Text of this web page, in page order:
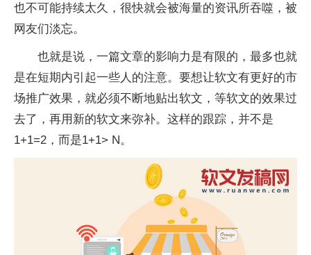
也不可能持续太久，很快就会被海量的资讯所吞噬，被
网友们淡忘。
也就是说，一篇文章的影响力是有限的，最多也就
是在短期内引起一些人的注意。要想让软文有更好的市
场推广效果，就必须不断地贴出软文，等软文的效果过
去了，再用新的软文来弥补。这样的跟踪，并不是
1+1=2，而是1+1> N。